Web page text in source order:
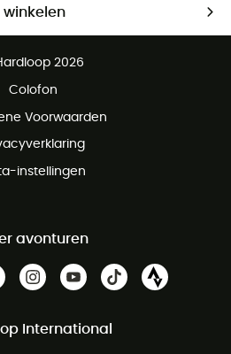
winkelen
dagen
2026
Colofon
Voorwaarden
instellingen
avonturen
International